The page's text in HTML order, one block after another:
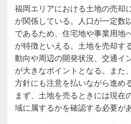
福岡エリアにおける土地の売却
が関係している。 人口が一定数
であるため、住宅地や事業用地
が特徴といえる。土地を売却す
動向や周辺の開発状況、交通イ
が大きなポイントとなる。また
方針にも注意を払いながら進め
まず、土地を売るときには現在
域に属するかを確認する必要があ